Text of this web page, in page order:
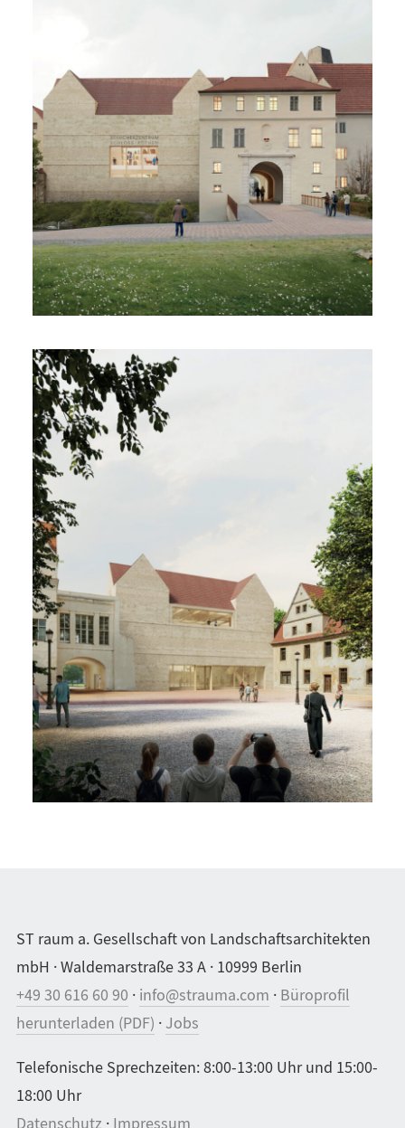
ST raum a. Gesellschaft von Landschaftsarchitekten
mbH · Waldemarstraße 33 A · 10999 Berlin
+49 30 616 60 90 · info@strauma.com · Büroprofil
herunterladen (PDF) · Jobs
Telefonische Sprechzeiten: 8:00-13:00 Uhr und 15:00-
18:00 Uhr